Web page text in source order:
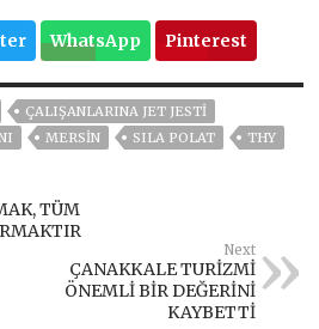
WhatsApp Pinterest
ÇALIŞANLARINA JET JESTİ
MERSİN SILA POLAT THY
TÜM
Next
ÇANAKKALE TURİZMİ
ÖNEMLİ BİR DEĞERİNİ
KAYBETTİ